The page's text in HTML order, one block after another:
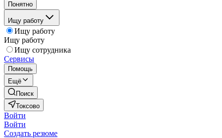
Понятно
Ищу работу
Ищу работу
Ищу работу
Ищу сотрудника
Сервисы
Помощь
Ещё
Поиск
Токсово
Войти
Войти
Создать резюме